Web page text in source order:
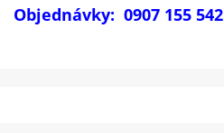
Objednávky: 0907 155 542